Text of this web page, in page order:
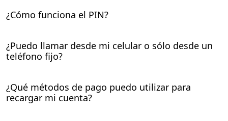
¿Cómo funciona el PIN?
¿Puedo llamar desde mi celular o sólo desde un
teléfono fijo?
¿Qué métodos de pago puedo utilizar para
recargar mi cuenta?